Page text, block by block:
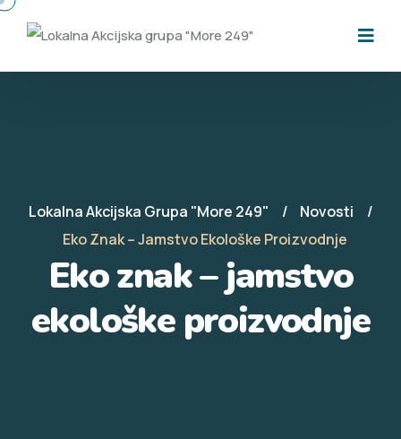
Lokalna Akcijska Grupa "More 249"
Novosti
Eko Znak – Jamstvo Ekološke Proizvodnje
Eko znak – jamstvo
ekološke proizvodnje